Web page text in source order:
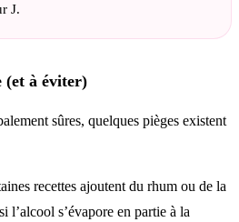
J.
(et à éviter)
sûres, quelques pièges existent
recettes ajoutent du rhum ou de la
l’alcool s’évapore en partie à la